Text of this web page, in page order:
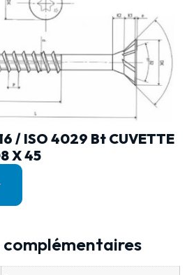
/ ISO 4029 Bt CUVETTE
X 45